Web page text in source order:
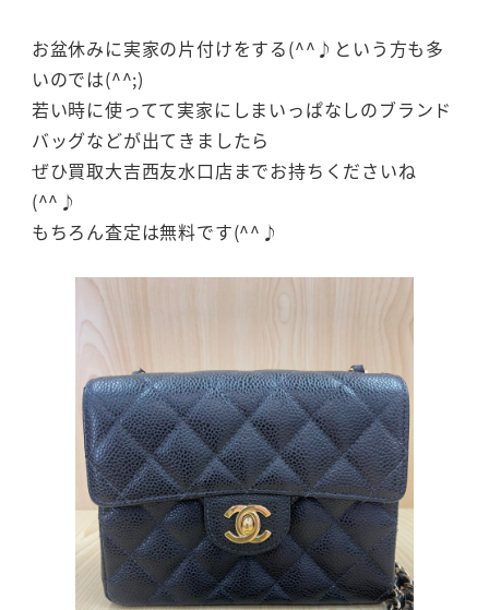
お盆休みに実家の片付けをする(^^♪という方も多
いのでは(^^;)
若い時に使ってて実家にしまいっぱなしのブランド
バッグなどが出てきましたら
ぜひ買取大吉西友水口店までお持ちくださいね
(^^♪
もちろん査定は無料です(^^♪